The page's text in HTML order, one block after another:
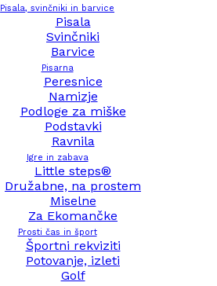
Pisala, svinčniki in barvice
Pisala
Svinčniki
Barvice
Pisarna
Peresnice
Namizje
Podloge za miške
Podstavki
Ravnila
Igre in zabava
Little steps®
Družabne, na prostem
Miselne
Za Ekomančke
Prosti čas in šport
Športni rekviziti
Potovanje, izleti
Golf